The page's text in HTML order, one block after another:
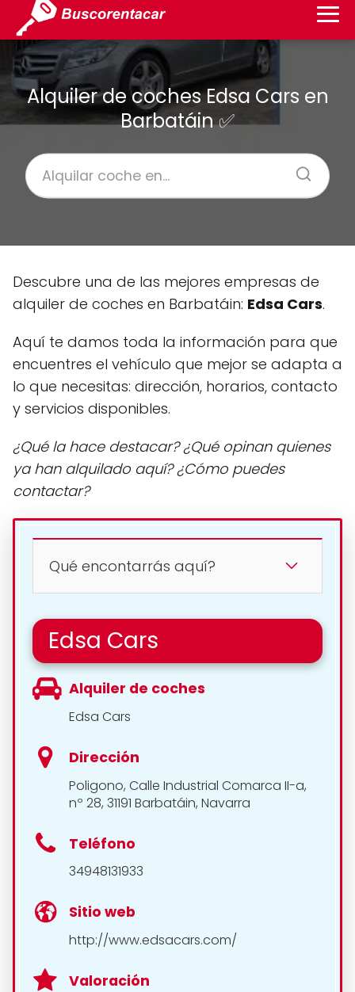
Alquiler de coches Edsa Cars en
Barbatáin ✅
Descubre una de las mejores empresas de
alquiler de coches en Barbatáin: Edsa Cars.
Aquí te damos toda la información para que
encuentres el vehículo que mejor se adapta a
lo que necesitas: dirección, horarios, contacto
y servicios disponibles.
¿Qué la hace destacar? ¿Qué opinan quienes
ya han alquilado aquí? ¿Cómo puedes
contactar?
Qué encontarrás aquí?
Edsa Cars
Alquiler de coches
Edsa Cars
Dirección
Poligono, Calle Industrial Comarca II-a,
nº 28, 31191 Barbatáin, Navarra
Teléfono
34948131933
Sitio web
http://www.edsacars.com/
Valoración